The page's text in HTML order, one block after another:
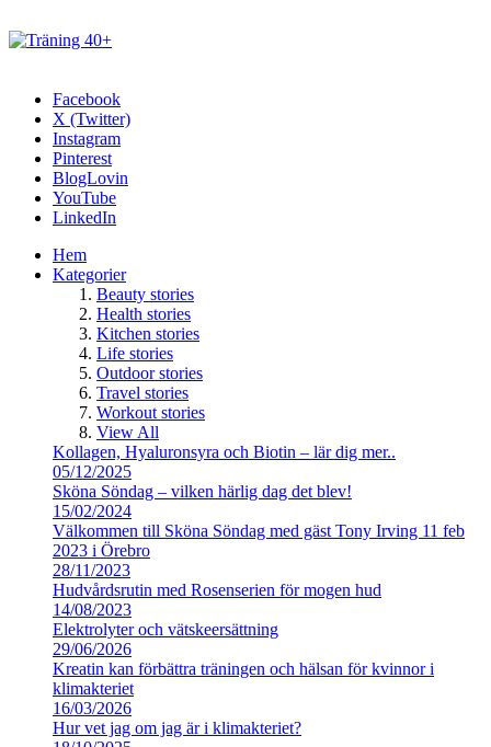
Facebook
X (Twitter)
Instagram
Pinterest
BlogLovin
YouTube
LinkedIn
Hem
Kategorier
Beauty stories
Health stories
Kitchen stories
Life stories
Outdoor stories
Travel stories
Workout stories
View All
Kollagen, Hyaluronsyra och Biotin – lär dig mer..
05/12/2025
Sköna Söndag – vilken härlig dag det blev!
15/02/2024
Välkommen till Sköna Söndag med gäst Tony Irving 11 feb
2023 i Örebro
28/11/2023
Hudvårdsrutin med Rosenserien för mogen hud
14/08/2023
Elektrolyter och vätskeersättning
29/06/2026
Kreatin kan förbättra träningen och hälsan för kvinnor i
klimakteriet
16/03/2026
Hur vet jag om jag är i klimakteriet?